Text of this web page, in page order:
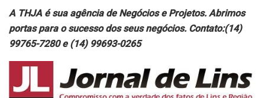
A THJA é sua agência de Negócios e Projetos. Abrimos
portas para o sucesso dos seus negócios. Contato:(14)
99765-7280 e (14) 99693-0265